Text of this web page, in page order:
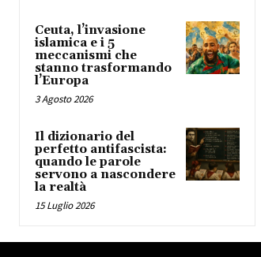
Ceuta, l’invasione
islamica e i 5
meccanismi che
stanno trasformando
l’Europa
3 Agosto 2026
Il dizionario del
perfetto antifascista:
quando le parole
servono a nascondere
la realtà
15 Luglio 2026